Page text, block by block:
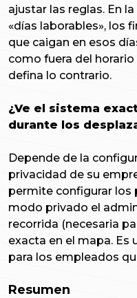
ajustar las reglas. En
«días laborables», los
que caigan en esos
como fuera del
defina lo contrario.
¿Ve el sistema
durante los
Depende de la
privacidad de su
permite configurar los
modo privado el
recorrida (necesaria
exacta en el mapa.
para los empleados
Resumen